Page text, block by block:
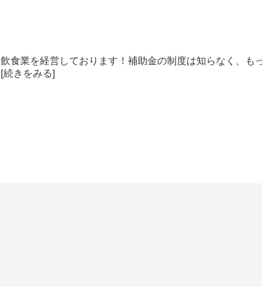
飲食業を経営しております！補助金の制度は知らなく、も
[続きをみる]